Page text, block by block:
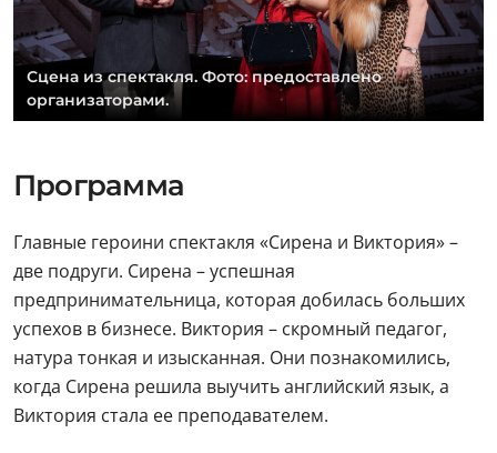
Сцена из спектакля. Фото: предоставлено
организаторами.
Программа
Главные героини спектакля «Сирена и Виктория» –
две подруги. Сирена – успешная
предпринимательница, которая добилась больших
успехов в бизнесе. Виктория – скромный педагог,
натура тонкая и изысканная. Они познакомились,
когда Сирена решила выучить английский язык, а
Виктория стала ее преподавателем.